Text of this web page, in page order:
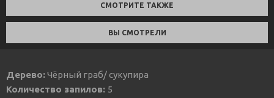
СМОТРИТЕ ТАКЖЕ
ВЫ СМОТРЕЛИ
Дерево:Чёрный граб/ сукупира
Количество запилов: 5